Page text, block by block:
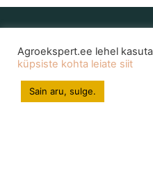
Agroekspert.ee lehel
küpsiste kohta leiate siit
Sain aru, sulge.